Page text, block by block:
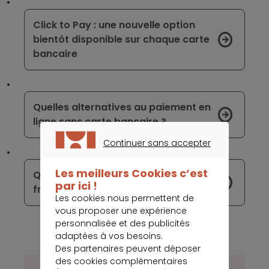
Click to Pay : une nouvelle option
bientôt disponible sur chaque carte
bancaire
Quelles alternatives au paiement en
ligne sans carte bancaire ?
Quelques astuces pour réduire vos
frais bancaires
Continuer sans accepter
Les meilleurs Cookies c’est
par ici !
Les cookies nous permettent de
vous proposer une expérience
personnalisée et des publicités
adaptées à vos besoins.
Des partenaires peuvent déposer
des cookies complémentaires